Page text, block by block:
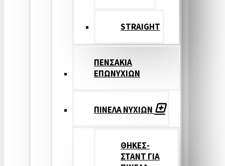
STRAIGHT
ΠΕΝΣΑΚΙΑ
ΕΠΩΝΥΧΙΩΝ
ΠΙΝΕΛΑ ΝΥΧΙΩΝ
ΘΗΚΕΣ-
ΣΤΑΝΤ ΓΙΑ